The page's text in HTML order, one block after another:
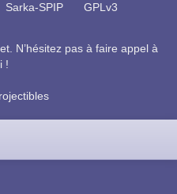
Sarka-SPIP GPLv3
. N’hésitez pas à faire appel à
!